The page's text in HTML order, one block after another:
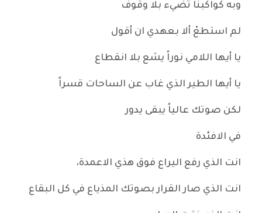
وبه كواكبنا تضيء بلا وقوف
لم استطعْ ألا بعهدي ان أقول
يا أيها اللامي نوراً يشع بلا انقطاع
يا أيها الطير الذي غاب عن الساحات قسراً
لكن صوتك عالياً يبقى يدور
في الافئدة
انت الذي رفع اليراع فوق هذي الاعمدة،
انت الذي صار القرار بصوتك المذياع في كل البقاع